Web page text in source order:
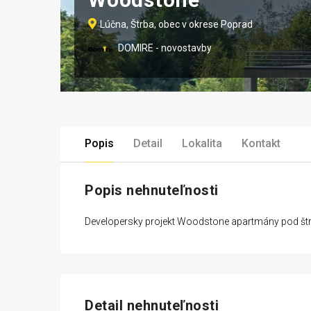
Lúčna, Štrba, obec v okrese Poprad
DOMIRE - novostavby
Popis Detail Lokalita Kontakt
Popis nehnuteľnosti
Developersky projekt Woodstone apartmány pod
Detail nehnuteľnosti